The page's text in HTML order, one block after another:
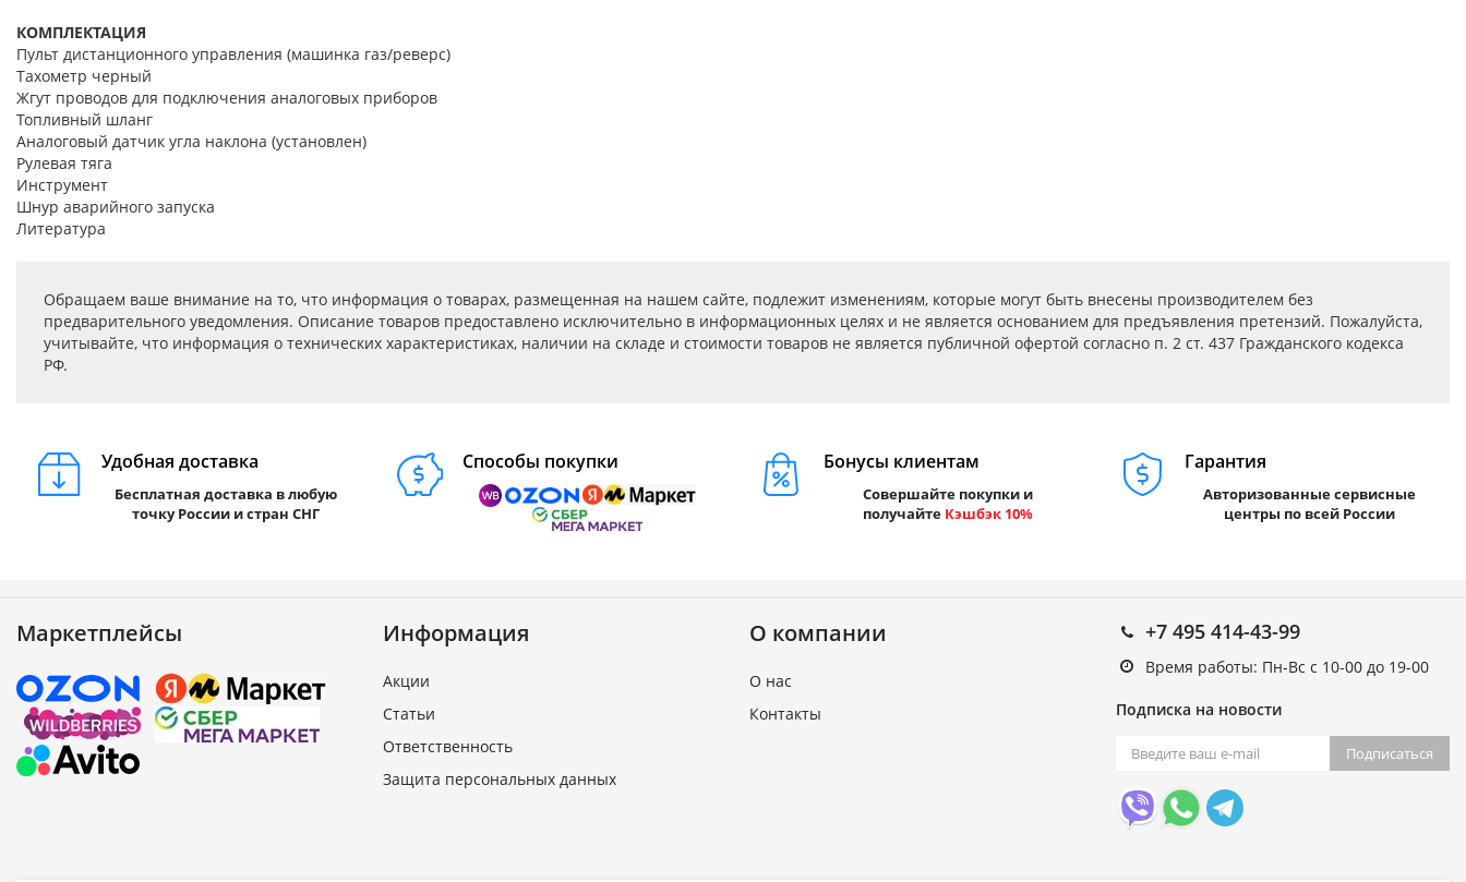
КОМПЛЕКТАЦИЯ
Пульт дистанционного управления (машинка газ/реверс)
Тахометр черный
Жгут проводов для подключения аналоговых приборов
Топливный шланг
Аналоговый датчик угла наклона (установлен)
Рулевая тяга
Инструмент
Шнур аварийного запуска
Литература
Обращаем ваше внимание на то, что информация о товарах, размещенная на нашем сайте, подлежит изменениям, которые могут быть внесены производителем без
предварительного уведомления. Описание товаров предоставлено исключительно в информационных целях и не является основанием для предъявления претензий. Пожалуйста,
учитывайте, что информация о технических характеристиках, наличии на складе и стоимости товаров не является публичной офертой согласно п. 2 ст. 437 Гражданского кодекса
РФ.
Удобная доставка
Бесплатная доставка в любую
точку России и стран СНГ
Способы покупки Бонусы клиентам
Совершайте покупки и
получайте Кэшбэк 10%
Гарантия
Авторизованные сервисные
центры по всей России
Маркетплейсы Информация
Акции
Статьи
Ответственность
Защита персональных данных
О компании
О нас
Контакты
+7 495 414-43-99
Время работы: Пн-Вс с 10-00 до 19-00
Подписка на новости
Подписаться